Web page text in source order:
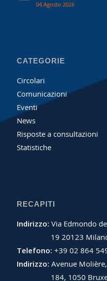
04 Agosto 2026
CATEGORIE
Circolari
Comunicazioni
Eventi
News
Risposte a consultazioni
Statistiche
RECAPITI
Indirizzo: Via Edmondo
19 20123
Telefono: +39 02 864
Indirizzo: Avenue Molière,
184, 1050